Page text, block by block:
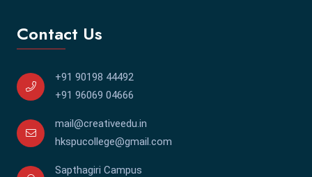
Contact Us
+91 90198 44492
+91 96069 04666
mail@creativeedu.in
hkspucollege@gmail.com
Sapthagiri Campus